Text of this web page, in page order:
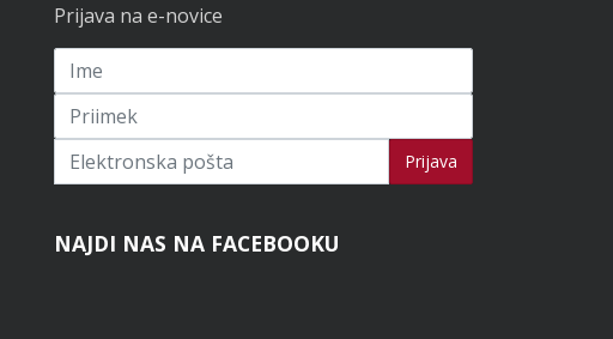
Prijava na e-novice
Prijavi se na novice Prijava
NAJDI NAS NA FACEBOOKU